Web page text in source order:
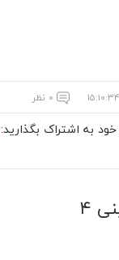
۰ نظر
به اشتراک بگذارید:
۴